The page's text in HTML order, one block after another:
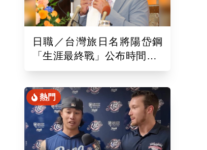
日職／台灣旅日名將陽岱鋼
「生涯最終戰」公布時間！9
月26於新潟主場舉辦引退儀
熱門